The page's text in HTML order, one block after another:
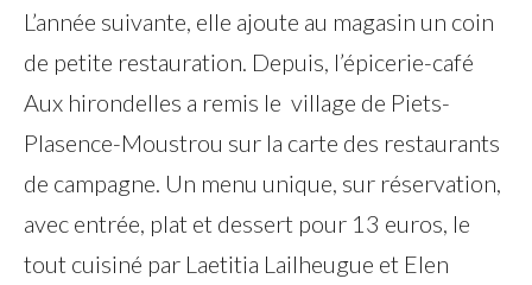
L’année suivante, elle ajoute au magasin un coin
de petite restauration. Depuis, l’épicerie-café
Aux hirondelles a remis le village de Piets-
Plasence-Moustrou sur la carte des restaurants
de campagne. Un menu unique, sur réservation,
avec entrée, plat et dessert pour 13 euros, le
tout cuisiné par Laetitia Lailheugue et Elen